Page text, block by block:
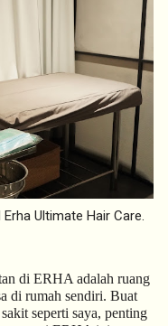
Ultimate Hair Care.
di ERHA adalah ruang
di rumah sendiri. Buat
seperti saya, penting